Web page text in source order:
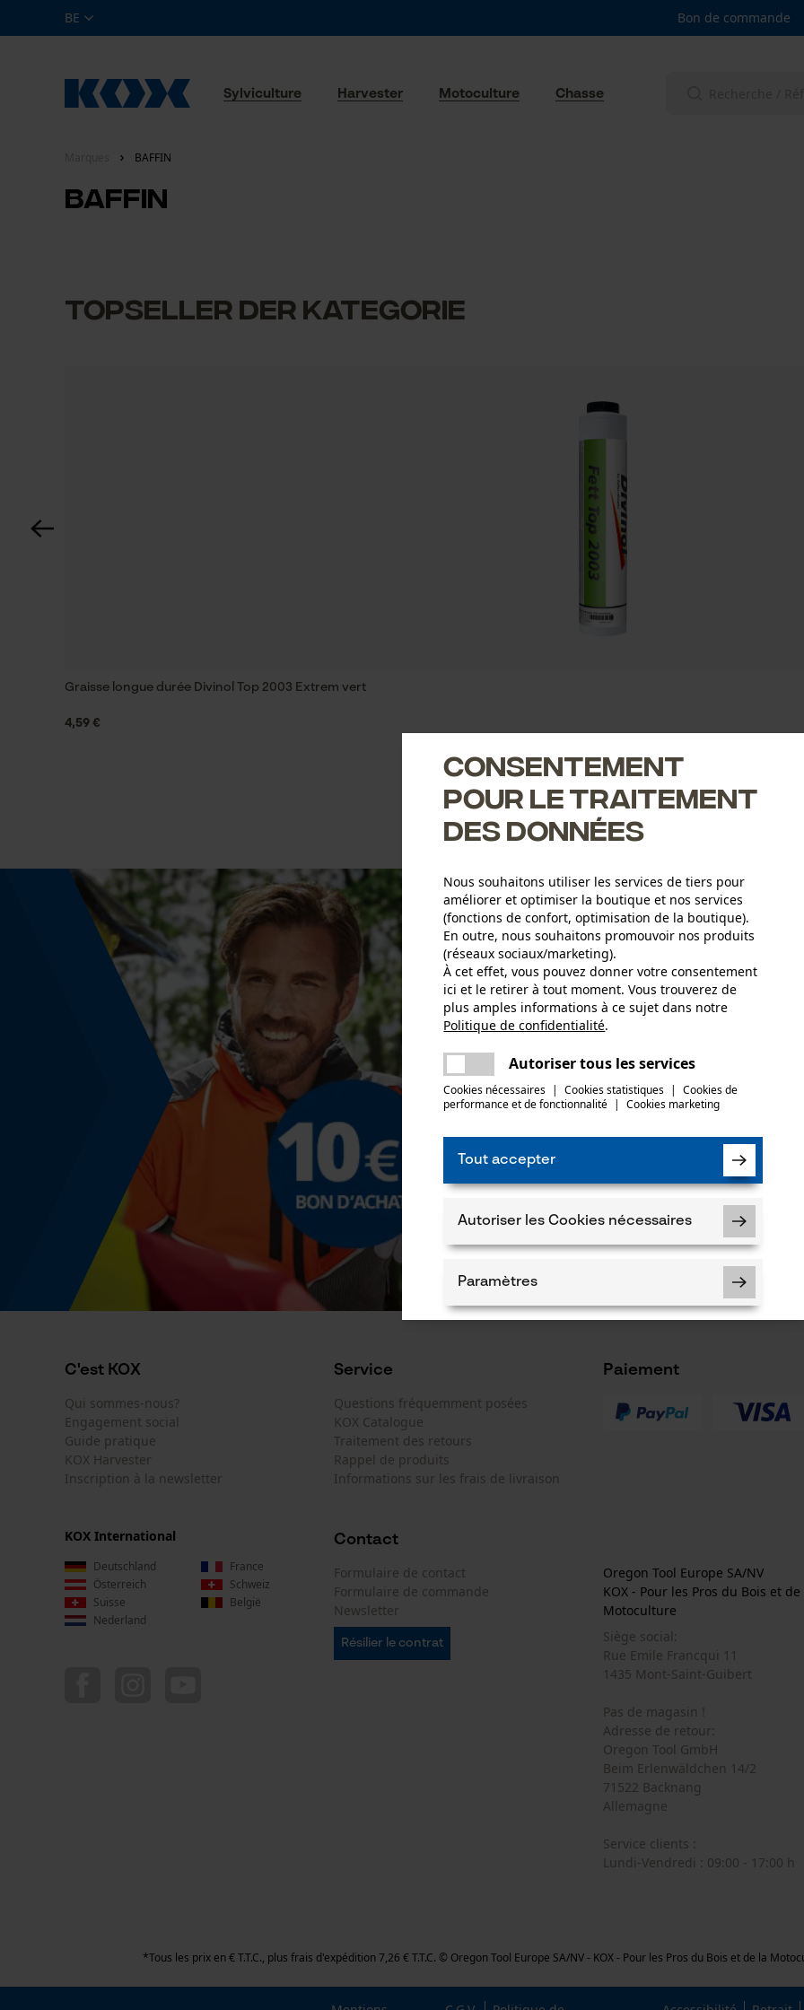
BE Bon de commande
Sylviculture Harvester Motoculture Chasse
BAFFIN
BAFFIN
Topseller der Kategorie
Graisse longue durée Divinol Top 2003 Extrem vert
4,59 €
Abonnez-
J'ai lu la
Si vous
faire parvenir
notre
des tiers. Vous
moment sur
un lien tout en
* Champs
*** Valable à
C'est KOX
Qui sommes-nous?
Engagement social
Guide pratique
KOX Harvester
Inscription à la newsletter
Service
Questions fréquemment posées
KOX Catalogue
Traitement des retours
Rappel de produits
Informations sur les frais de livraison
Paiement
Contact
Formulaire de contact
Formulaire de commande
Newsletter
Résilier le contrat
Oregon Tool Europe SA/NV
KOX - Pour les Pros du Bois et de
Motoculture
Siège social:
Rue Emile Francqui 11
1435 Mont-Saint-Guibert
Pas de magasin !
Adresse de retour:
Oregon Tool GmbH
Beim Erlenwäldchen 14/2
71522 Backnang
Allemagne
Service clients :
Lundi-Vendredi : 09:00 - 17:00 h
KOX International
Deutschland
France
Österreich
Schweiz
Suisse
België
Nederland
*Tous les prix en € T.T.C., plus frais d'expédition 7,26 € T.T.C. © Oregon Tool Europe SA/NV - KOX - Pour les Pros du Bois et de la
Consentement
pour le traitement
des données
Nous souhaitons utiliser les services de tiers pour
améliorer et optimiser la boutique et nos services
(fonctions de confort, optimisation de la boutique).
En outre, nous souhaitons promouvoir nos produits
(réseaux sociaux/marketing).
À cet effet, vous pouvez donner votre consentement
ici et le retirer à tout moment. Vous trouverez de
plus amples informations à ce sujet dans notre
Politique de confidentialité.
Autoriser tous les services
Cookies nécessaires | Cookies statistiques |
Cookies de
performance et de fonctionnalité | Cookies marketing
Tout accepter
Autoriser les Cookies nécessaires
Paramètres
Cookies nécessaires
Vérifier linstallation de cookies
Econda Tag Manager
Cookies statistiques
Econda Analytics
Mouseflow Web Analytics Tool
Fact-Finder Tracking
Page d'accueil personnalisée
Une erreur s'est produite. Veuillez essayer
encore.
partager